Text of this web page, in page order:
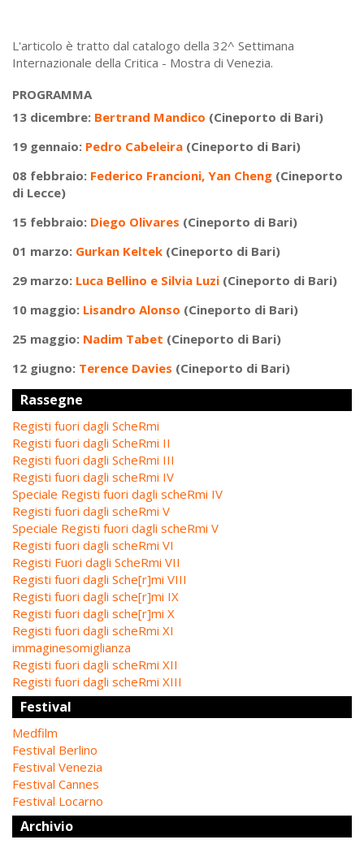
L'articolo è tratto dal catalogo della 32^ Settimana
Internazionale della Critica - Mostra di Venezia.
PROGRAMMA
13 dicembre: Bertrand Mandico (Cineporto di Bari)
19 gennaio: Pedro Cabeleira (Cineporto di Bari)
08 febbraio: Federico Francioni, Yan Cheng (Cineporto
di Lecce)
15 febbraio: Diego Olivares (Cineporto di Bari)
01 marzo: Gurkan Keltek (Cineporto di Bari)
29 marzo: Luca Bellino e Silvia Luzi (Cineporto di Bari)
10 maggio: Lisandro Alonso (Cineporto di Bari)
25 maggio: Nadim Tabet (Cineporto di Bari)
12 giugno: Terence Davies (Cineporto di Bari)
Rassegne
Registi fuori dagli ScheRmi
Registi fuori dagli ScheRmi II
Registi fuori dagli ScheRmi III
Registi fuori dagli scheRmi IV
Speciale Registi fuori dagli scheRmi IV
Registi fuori dagli scheRmi V
Speciale Registi fuori dagli scheRmi V
Registi fuori dagli scheRmi VI
Registi Fuori dagli ScheRmi VII
Registi fuori dagli Sche[r]mi VIII
Registi fuori dagli sche[r]mi IX
Registi fuori dagli sche[r]mi X
Registi fuori dagli scheRmi XI
immaginesomiglianza
Registi fuori dagli scheRmi XII
Registi fuori dagli scheRmi XIII
Festival
Medfilm
Festival Berlino
Festival Venezia
Festival Cannes
Festival Locarno
Archivio